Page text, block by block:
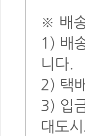
※ 배
1) 배
니다.
2) 택
3) 입
대도